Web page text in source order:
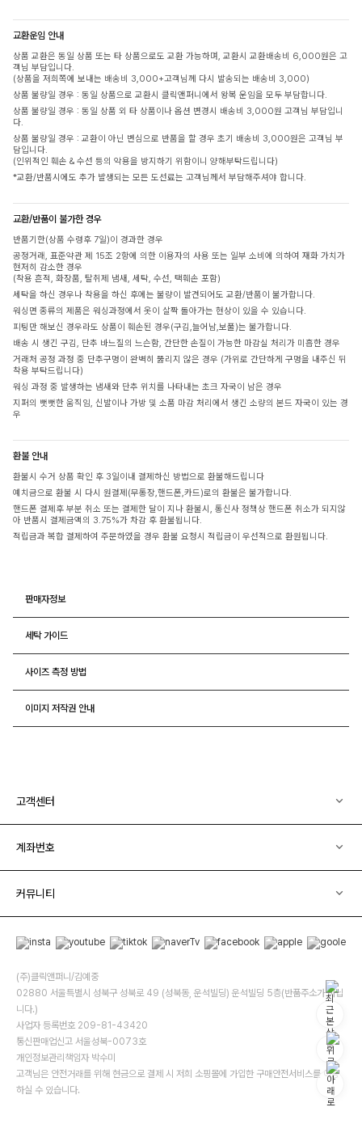
교환운임 안내
상품 교환은 동일 상품 또는 타 상품으로도 교환 가능하며, 교환시 교환배송비 6,000원은 고
객님 부담입니다.
(상품을 저희쪽에 보내는 배송비 3,000+고객님께 다시 발송되는 배송비 3,000)
상품 불량일 경우 : 동일 상품으로 교환시 클릭앤퍼니에서 왕복 운임을 모두 부담합니다.
상품 불량일 경우 : 동일 상품 외 타 상품이나 옵션 변경시 배송비 3,000원 고객님 부담입니
다.
상품 불량일 경우 : 교환이 아닌 변심으로 반품을 할 경우 초기 배송비 3,000원은 고객님 부
담입니다.
(인위적인 훼손 & 수선 등의 악용을 방지하기 위함이니 양해부탁드립니다)
*교환/반품시에도 추가 발생되는 모든 도선료는 고객님께서 부담해주셔야 합니다.
교환/반품이 불가한 경우
반품기한(상품 수령후 7일)이 경과한 경우
공정거래, 표준약관 제 15조 2항에 의한 이용자의 사용 또는 일부 소비에 의하여 재화 가치가
현저히 감소한 경우
(착용 흔적, 화장품, 탈취제 냄새, 세탁, 수선, 택훼손 포함)
세탁을 하신 경우나 착용을 하신 후에는 불량이 발견되어도 교환/반품이 불가합니다.
워싱면 종류의 제품은 워싱과정에서 옷이 살짝 돌아가는 현상이 있을 수 있습니다.
피팅만 해보신 경우라도 상품이 훼손된 경우(구김,늘어남,보풀)는 불가합니다.
배송 시 생긴 구김, 단추 바느질의 느슨함, 간단한 손질이 가능한 마감실 처리가 미흡한 경우
거래처 공정 과정 중 단추구멍이 완벽히 뚫리지 않은 경우 (가위로 간단하게 구멍을 내주신 뒤
착용 부탁드립니다)
워싱 과정 중 발생하는 냄새와 단추 위치를 나타내는 초크 자국이 남은 경우
지퍼의 뻣뻣한 움직임, 신발이나 가방 및 소품 마감 처리에서 생긴 소량의 본드 자국이 있는 경
우
환불 안내
환불시 수거 상품 확인 후 3일이내 결제하신 방법으로 환불해드립니다
예치금으로 환불 시 다시 원결제(무통장,핸드폰,카드)로의 환불은 불가합니다.
핸드폰 결제후 부분 취소 또는 결제한 달이 지나 환불시, 통신사 정책상 핸드폰 취소가 되지않
아 반품시 결제금액의 3.75%가 차감 후 환불됩니다.
적립금과 복합 결제하여 주문하였을 경우 환불 요청시 적립금이 우선적으로 환원됩니다.
판매자정보
세탁 가이드
사이즈 측정 방법
이미지 저작권 안내
고객센터
계좌번호
커뮤니티
(주)클릭앤퍼니/김예중
02880 서울특별시 성북구 성북로 49 (성북동, 운석빌딩) 운석빌딩 5층(반품주소가 아닙
니다.)
사업자 등록번호 209-81-43420
통신판매업신고 서울성북-0073호
개인정보관리책임자 박수미
고객님은 안전거래를 위해 현금으로 결제 시 저희 소핑몰에 가입한 구매안전서비스를 이용
하실 수 있습니다.